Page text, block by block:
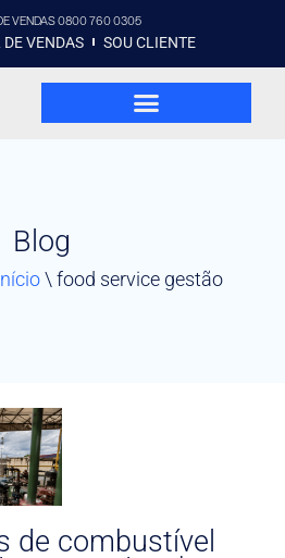
VENDAS 0800 760 0305
VENDAS SOU CLIENTE
Blog
\ food service gestão
de combustível